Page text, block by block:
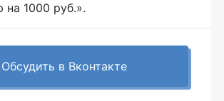
на 1000 руб.».
Обсудить в Вконтакте